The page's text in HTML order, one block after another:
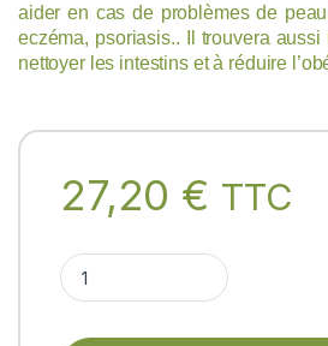
aider en cas de problèmes de
eczéma, psoriasis.. Il trouvera
nettoyer les intestins et à réduire
27,20 € TTC
KAYAKALP KWATH (mélange